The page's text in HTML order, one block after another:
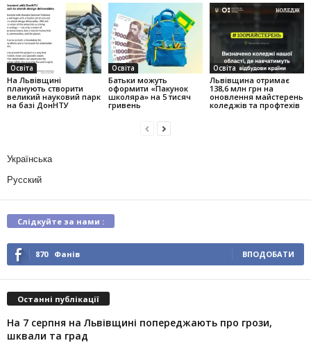
Освіта
На Львівщині
планують створити
великий науковий парк
на базі ДонНТУ
Освіта
Батьки можуть
оформити «Пакунок
школяра» на 5 тисяч
гривень
Освіта
Львівщина отримає
138,6 млн грн на
оновлення майстерень
коледжів та профтехів
Українська
Русский
Слідкуйте за нами :
870 Фанів ВПОДОБАТИ
Останні публікації
На 7 серпня на Львівщині попереджають про грози,
шквали та град